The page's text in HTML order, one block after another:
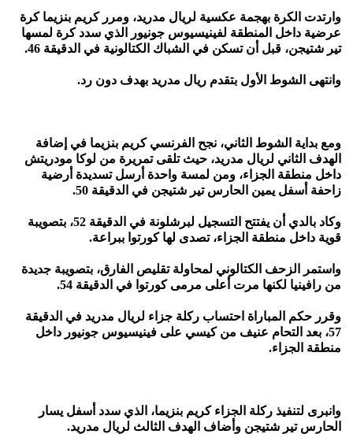
وارتدت الكرة بهجمة عكسية لريال مدريد، ومرر كريم بنزيما كرة
عرضية داخل المنطقة لفينيسيوس جونيور الذي سدد كرة لمسها
تير شتيجن، قبل أن تسكن في الشباك الكتالونية في الدقيقة 46.
وانتهى الشوط الأول بتقدم ريال مدريد بهدف دون رد.
ومع بداية الشوط الثاني، نجح الفرنسي كريم بنزيما في إضافة
الهدف الثاني لريال مدريد، حيث تلقى تمريرة من لوكا مودريتش
داخل منطقة الجزاء، ومن لمسة واحدة أرسل تسديدة أرضية
زاحفة أسفل يمين الحارس تير شتيجن في الدقيقة 50.
وكاد بالدي أن يفتتح التسجيل لبرشلونة في الدقيقة 52، بتصويبة
قوية داخل منطقة الجزاء، تصدى لها كورتوا ببراعة.
واستمر الزحف الكتالوني لمحاولة تقليص الفارق، بتصويبة جديدة
من رافينيا لكنها مرت أعلى مرمى كورتوا في الدقيقة 54.
وقرر حكم المباراة احتساب ركلة جزاء لريال مدريد في الدقيقة
57، بعد التحام عنيف من كيسي على فينيسيوس جونيور داخل
منطقة الجزاء.
وانبرى لتنفيذ ركلة الجزاء كريم بنزيما، الذي سدد أسفل يسار
الحارس تير شتيجن وأضاف الهدف الثالث لريال مدريد.